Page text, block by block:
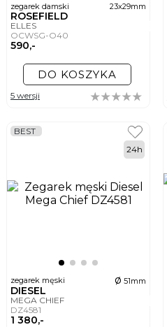
zegarek damski 23x29mm
ROSEFIELD
ELLES
OCWSG-O40
590,-
DO KOSZYKA
5 wersji
zegarek męski ø 51mm
DIESEL
MEGA CHIEF
DZ4581
1 380,-
BEST
24h